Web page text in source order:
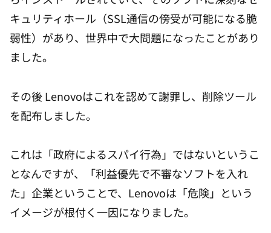
キュリティホール（SSL通信の傍受が可能になる脆
弱性）があり、世界中で大問題になったことがあり
ました。
その後 Lenovoはこれを認めて謝罪し、削除ツール
を配布しました。
これは「政府によるスパイ行為」ではないというこ
となんですが、「利益優先で不審なソフトを入れ
た」企業ということで、Lenovoは「危険」という
イメージが根付く一因になりました。